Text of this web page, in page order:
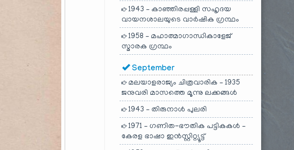
1943 – കാഞ്ഞിരപ്പള്ളി സഹൃദയ
വായനശാലയുടെ വാർഷിക ഗ്രന്ഥം
1958 – മഹാത്മാഗാന്ധികാളേജ്
സ്മാരക ഗ്രന്ഥം
September
മലയാളരാജ്യം ചിത്രവാരിക – 1935
ജനുവരി മാസത്തെ മൂന്നു ലക്കങ്ങൾ
1943 – തിരുനാൾ പുലരി
1971 – ഗണിത-ഭൗതിക പട്ടികകൾ –
കേരള ഭാഷാ ഇൻസ്റ്റിറ്റ്യൂട്ട്